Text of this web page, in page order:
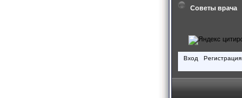
Советы врача
Вход Регистрация